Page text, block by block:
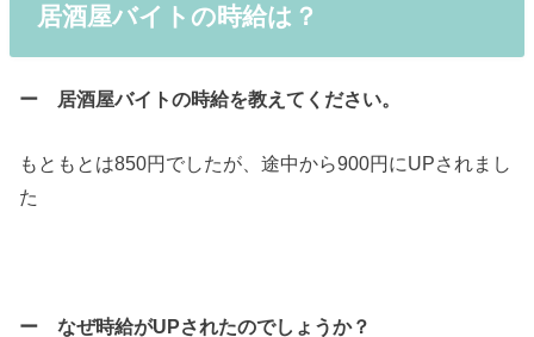
居酒屋バイトの時給は？
ー 居酒屋バイトの時給を教えてください。
もともとは850円でしたが、途中から900円にUPされまし
た
ー なぜ時給がUPされたのでしょうか？